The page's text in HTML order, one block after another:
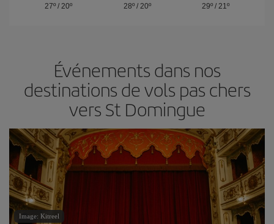
27º/ 20º
28º/ 20º
29º / 21º
Événements dans nos
destinations de vols pas chers
vers St Domingue
Image: Kitreel